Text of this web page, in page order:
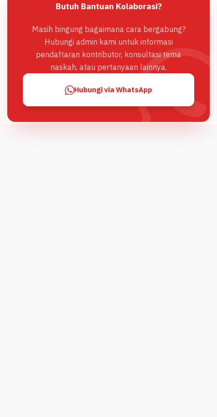
Butuh Bantuan Kolaborasi?
Masih bingung bagaimana cara bergabung?
Hubungi admin kami untuk informasi
pendaftaran kontributor, konsultasi tema
naskah, atau pertanyaan lainnya.
Hubungi via WhatsApp